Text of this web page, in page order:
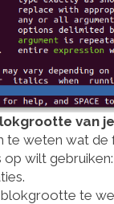
van
te weten wat
wilt
te